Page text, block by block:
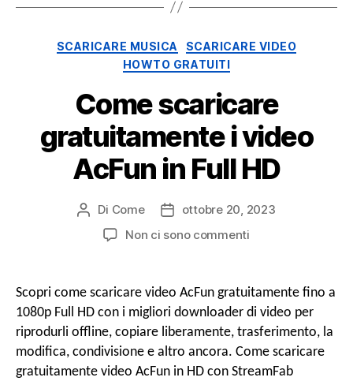
Categorie
SCARICARE MUSICA
SCARICARE VIDEO
HOWTO GRATUITI
Come scaricare
gratuitamente i video
AcFun in Full HD
Post
autore
Di Come
Dataottobre 20, 2023
Non ci sono commentiSU
gratuitamente
i
video
AcFun
in
Full
Scopri come scaricare video AcFun gratuitamente fino a
1080p Full HD con i migliori downloader di video per
riprodurli offline, copiare liberamente, trasferimento, la
modifica, condivisione e altro ancora. Come scaricare
gratuitamente video AcFun in HD con StreamFab